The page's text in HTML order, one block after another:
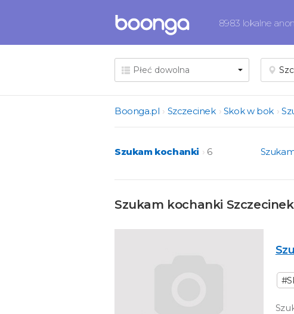
8983 lokalne
Boonga.pl Szczecinek Skok w bok
Szukam kochanki 6
Szukam kochanki